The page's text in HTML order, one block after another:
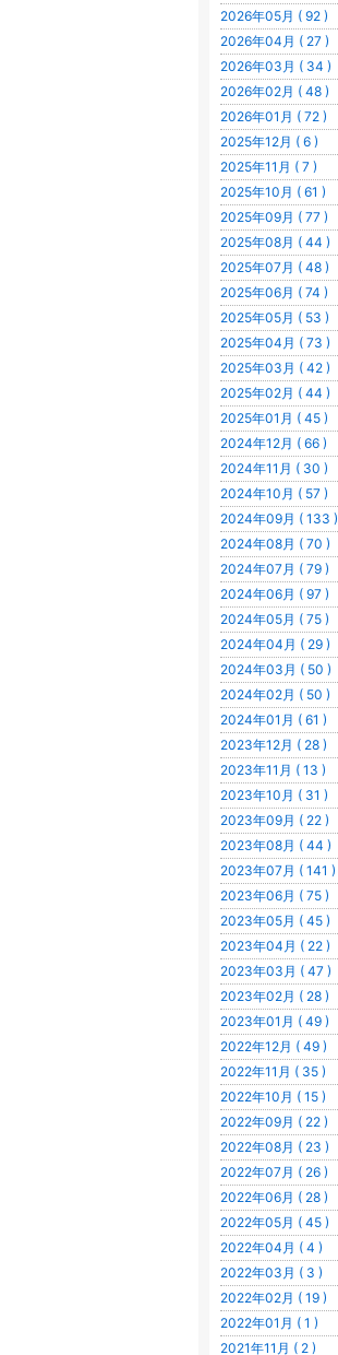
2026年05月 ( 92 )
2026年04月 ( 27 )
2026年03月 ( 34 )
2026年02月 ( 48 )
2026年01月 ( 72 )
2025年12月 ( 6 )
2025年11月 ( 7 )
2025年10月 ( 61 )
2025年09月 ( 77 )
2025年08月 ( 44 )
2025年07月 ( 48 )
2025年06月 ( 74 )
2025年05月 ( 53 )
2025年04月 ( 73 )
2025年03月 ( 42 )
2025年02月 ( 44 )
2025年01月 ( 45 )
2024年12月 ( 66 )
2024年11月 ( 30 )
2024年10月 ( 57 )
2024年09月 ( 133 )
2024年08月 ( 70 )
2024年07月 ( 79 )
2024年06月 ( 97 )
2024年05月 ( 75 )
2024年04月 ( 29 )
2024年03月 ( 50 )
2024年02月 ( 50 )
2024年01月 ( 61 )
2023年12月 ( 28 )
2023年11月 ( 13 )
2023年10月 ( 31 )
2023年09月 ( 22 )
2023年08月 ( 44 )
2023年07月 ( 141 )
2023年06月 ( 75 )
2023年05月 ( 45 )
2023年04月 ( 22 )
2023年03月 ( 47 )
2023年02月 ( 28 )
2023年01月 ( 49 )
2022年12月 ( 49 )
2022年11月 ( 35 )
2022年10月 ( 15 )
2022年09月 ( 22 )
2022年08月 ( 23 )
2022年07月 ( 26 )
2022年06月 ( 28 )
2022年05月 ( 45 )
2022年04月 ( 4 )
2022年03月 ( 3 )
2022年02月 ( 19 )
2022年01月 ( 1 )
2021年11月 ( 2 )